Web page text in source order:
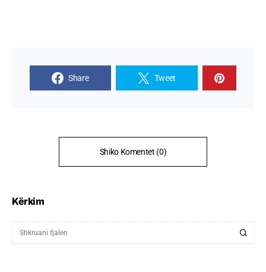
Share Tweet
Shiko Komentet (0)
Kërkim